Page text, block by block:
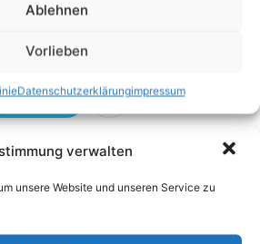
Ablehnen
Vorlieben
Datenschutzerklärungimpressum